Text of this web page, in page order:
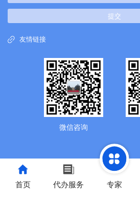
提交
友情链接
微信咨询
首页 代办服务 专家